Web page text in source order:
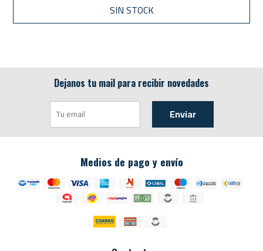
SIN STOCK
Dejanos tu mail para recibir novedades
Enviar
Medios de pago y envío